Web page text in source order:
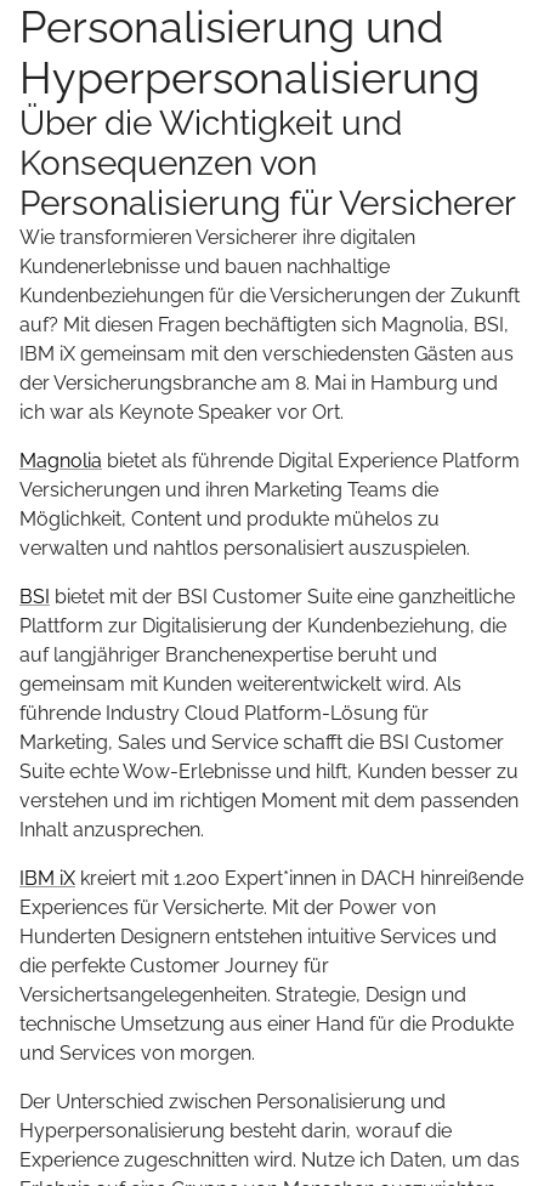
Personalisierung und
Hyperpersonalisierung
Über die Wichtigkeit und
Konsequenzen von
Personalisierung für Versicherer
Wie transformieren Versicherer ihre digitalen
Kundenerlebnisse und bauen nachhaltige
Kundenbeziehungen für die Versicherungen der Zukunft
auf? Mit diesen Fragen bechäftigten sich Magnolia, BSI,
IBM iX gemeinsam mit den verschiedensten Gästen aus
der Versicherungsbranche am 8. Mai in Hamburg und
ich war als Keynote Speaker vor Ort.
Magnolia bietet als führende Digital Experience Platform
Versicherungen und ihren Marketing Teams die
Möglichkeit, Content und produkte mühelos zu
verwalten und nahtlos personalisiert auszuspielen.
BSI bietet mit der BSI Customer Suite eine ganzheitliche
Plattform zur Digitalisierung der Kundenbeziehung, die
auf langjähriger Branchenexpertise beruht und
gemeinsam mit Kunden weiterentwickelt wird. Als
führende Industry Cloud Platform-Lösung für
Marketing, Sales und Service schafft die BSI Customer
Suite echte Wow-Erlebnisse und hilft, Kunden besser zu
verstehen und im richtigen Moment mit dem passenden
Inhalt anzusprechen.
IBM iX kreiert mit 1.200 Expert*innen in DACH hinreißende
Experiences für Versicherte. Mit der Power von
Hunderten Designern entstehen intuitive Services und
die perfekte Customer Journey für
Versichertsangelegenheiten. Strategie, Design und
technische Umsetzung aus einer Hand für die Produkte
und Services von morgen.
Der Unterschied zwischen Personalisierung und
Hyperpersonalisierung besteht darin, worauf die
Experience zugeschnitten wird. Nutze ich Daten, um das